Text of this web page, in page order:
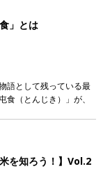
」とは
語として残っている最
（とんじき）」が、
を知ろう！】Vol.2